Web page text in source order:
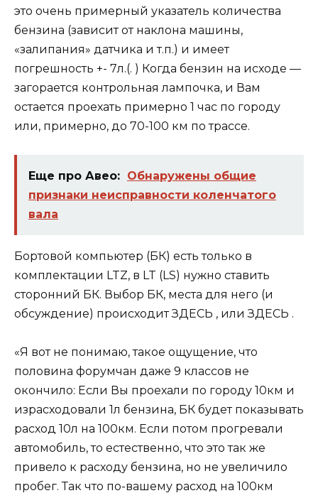
это очень примерный указатель количества
бензина (зависит от наклона машины,
«залипания» датчика и т.п.) и имеет
погрешность +- 7л.(. ) Когда бензин на исходе —
загорается контрольная лампочка, и Вам
остается проехать примерно 1 час по городу
или, примерно, до 70-100 км по трассе.
Еще про Авео: Обнаружены общие
признаки неисправности коленчатого
вала
Бортовой компьютер (БК) есть только в
комплектации LTZ, в LT (LS) нужно ставить
сторонний БК. Выбор БК, места для него (и
обсуждение) происходит ЗДЕСЬ , или ЗДЕСЬ .
«Я вот не понимаю, такое ощущение, что
половина форумчан даже 9 классов не
окончило: Если Вы проехали по городу 10км и
израсходовали 1л бензина, БК будет показывать
расход 10л на 100км. Если потом прогревали
автомобиль, то естественно, что это так же
привело к расходу бензина, но не увеличило
пробег. Так что по-вашему расход на 100км